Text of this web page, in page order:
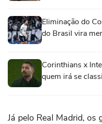
Eliminação do
do Brasil vira
Corinthians x
quem irá se
Já pelo Real Madrid, os